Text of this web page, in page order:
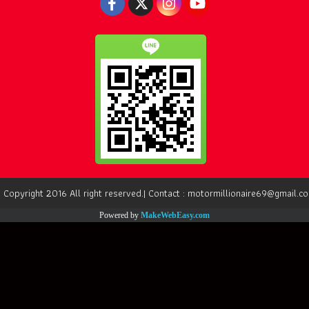
2016 All right reserved.| Contact :
Powered by MakeWebEasy.com